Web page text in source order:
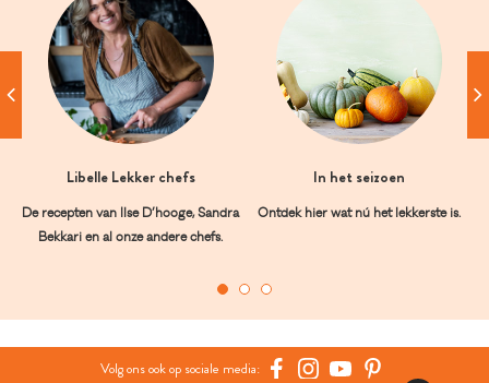
Libelle Lekker chefs
De recepten van Ilse D’hooge, Sandra
Bekkari en al onze andere chefs.
In het seizoen
Ontdek hier wat nú het lekkerste is.
Volg ons ook op sociale media: